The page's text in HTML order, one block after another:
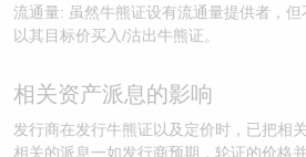
流通量: 虽然牛熊证设有流通量提供者，
以其目标价买入/沽出牛熊证。
相关资产派息的影响
发行商在发行牛熊证以及定价时，已把相
相关的派息一如发行商预期，轮证的价格